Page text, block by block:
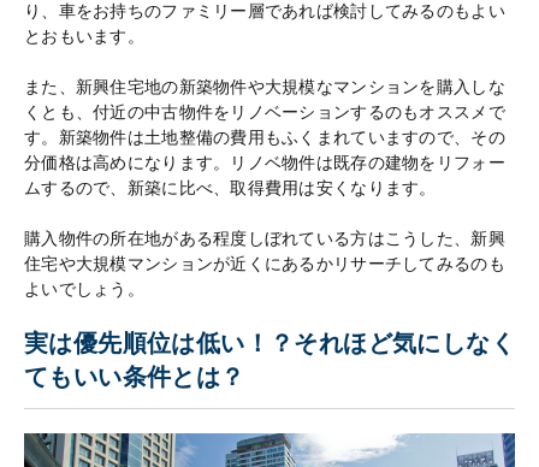
り、車をお持ちのファミリー層であれば検討してみるのもよい
とおもいます。
また、新興住宅地の新築物件や大規模なマンションを購入しな
くとも、付近の中古物件をリノベーションするのもオススメで
す。新築物件は土地整備の費用もふくまれていますので、その
分価格は高めになります。リノベ物件は既存の建物をリフォー
ムするので、新築に比べ、取得費用は安くなります。
購入物件の所在地がある程度しぼれている方はこうした、新興
住宅や大規模マンションが近くにあるかリサーチしてみるのも
よいでしょう。
実は優先順位は低い！？それほど気にしなく
てもいい条件とは？